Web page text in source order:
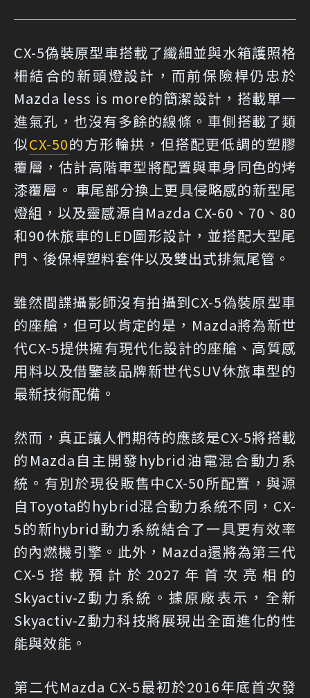
CX-5偽裝原型車搭載了纖細並與水箱護照格
柵結合的新頭燈設計，而前保險桿仍忠於
Mazda less is more的簡潔設計，搭載單一
進氣孔，也沒有多餘的線條。車側搭載了類
似CX-50的方形輪拱，但搭配更低調的塑膠
覆層，估計高階車型將配置與車身同色的烤
漆覆層。 車尾部分換上更具侵略感的新型尾
燈組，以及靈感源自Mazda CX-60、70、80
和90休旅車的LED圖形設計，並搭配大型尾
門、後保桿塑料套件以及雙出式排氣尾管。
雖然間諜攝影師沒有拍攝到CX-5偽裝原型車
的座艙，但可以肯定的是，Mazda將為新世
代CX-5提供擁有現代化設計的座艙、高質感
用料以及借鑒該品牌新世代SUV休旅車型的
最新技術配備。
然而，真正讓人們期待的應該是CX-5將搭載
的Mazda自主開發hybrid油電混合動力系
統。有別於現役販售中CX-50所配置，與源
自Toyota的hybrid混合動力系統不同，CX-
5的新hybrid動力系統結合了一具更有效率
的內燃機引擎。此外，Mazda還將為第三代
CX-5搭載預計於2027年首次亮相的
Skyactiv-Z動力系統。據原廠表示，全新
Skyactiv-Z動力科技將展現出全面進化的性
能與效能。
第二代Mazda CX-5最初於2016年底首次發